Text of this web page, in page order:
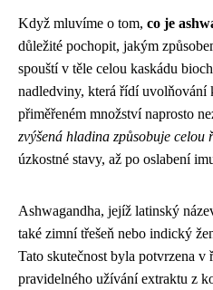
Když mluvíme o tom, co je
důležité pochopit, jakým
spouští v těle celou kaskádu
nadledviny, která řídí uvolňování
přiměřeném množství naprosto
zvýšená hladina způsobuje
úzkostné stavy, až po oslabení
Ashwagandha, jejíž latinský
také zimní třešeň nebo indický
Tato skutečnost byla potvrzena
pravidelného užívání extraktu z